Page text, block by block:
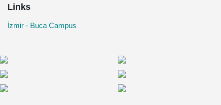
Links
İzmir - Buca Campus